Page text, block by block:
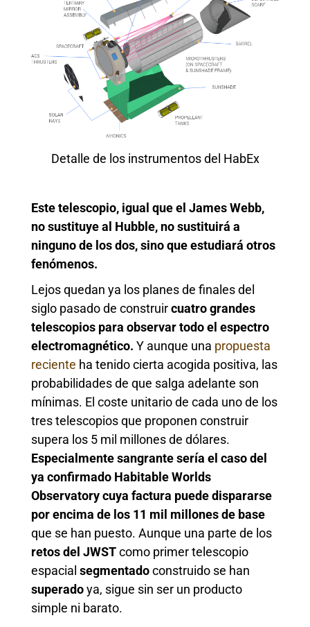
Detalle de los instrumentos del HabEx
Este telescopio, igual que el James Webb,
no sustituye al Hubble, no sustituirá a
ninguno de los dos, sino que estudiará otros
fenómenos.
Lejos quedan ya los planes de finales del
siglo pasado de construircuatro grandes
telescopios para observar todo el espectro
electromagnético. Y aunque una propuesta
reciente ha tenido cierta acogida positiva, las
probabilidades de que salga adelante son
mínimas. El coste unitario de cada uno de los
tres telescopios que proponen construir
supera los 5 mil millones de dólares.
Especialmente sangrante sería el caso del
ya confirmado Habitable Worlds
Observatory cuya factura puede dispararse
por encima de los 11 mil millones de base
que se han puesto. Aunque una parte de los
retos del JWSTcomo primer telescopio
espacial segmentadoconstruido se han
superadoya, sigue sin ser un producto
simple ni barato.